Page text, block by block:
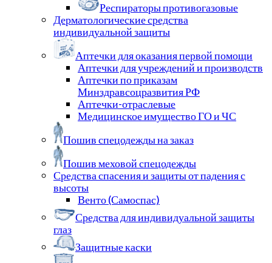
Респираторы противогазовые
Дерматологические средства
индивидуальной защиты
Аптечки для оказания первой помощи
Аптечки для учреждений и производств
Аптечки по приказам
Минздравсоцразвития РФ
Аптечки-отраслевые
Медицинское имущество ГО и ЧС
Пошив спецодежды на заказ
Пошив меховой спецодежды
Средства спасения и защиты от падения с
высоты
Венто (Самоспас)
Средства для индивидуальной защиты
глаз
Защитные каски